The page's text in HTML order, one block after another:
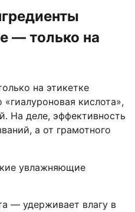
— только на
на этикетке
кислота»,
На деле, эффективность
а от грамотного
увлажняющие
— удерживает влагу в